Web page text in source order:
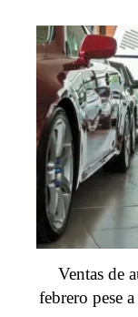
Ventas de
febrero pese